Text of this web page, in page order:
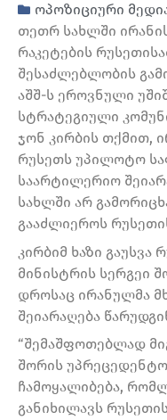
ოპოზიციური
თეთრ სახლში
რაკეტების
შესაძლებლობის
აშშ-ს ეროვნული
სტრატეგიული
ჯონ კირბის თქმით,
რუსეთს უპილოტო
საარტილერიო
სახლში არ
გააძლიეროს
კირბიმ ხაზი გაუსვა
მინისტრის სერგეი
დროსაც ირანულმა
შეიარაღება
“შემაშფოთებლად
შორის
ჩამოყალიბება,
განიხილავს